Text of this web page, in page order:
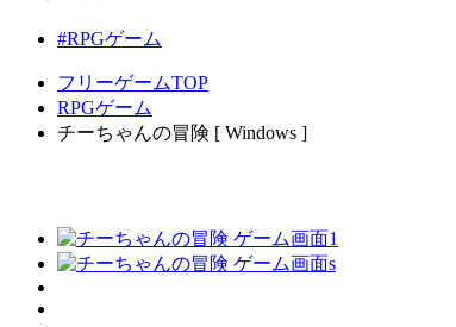
#RPGゲーム
フリーゲームTOP
RPGゲーム
チーちゃんの冒険 [ Windows ]